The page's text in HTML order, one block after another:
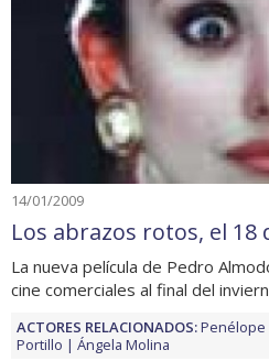
14/01/2009
Los abrazos rotos, el 18
La nueva película de Pedro
cine comerciales al final del
ACTORES RELACIONADOS:Penélope
Portillo
Ángela Molina